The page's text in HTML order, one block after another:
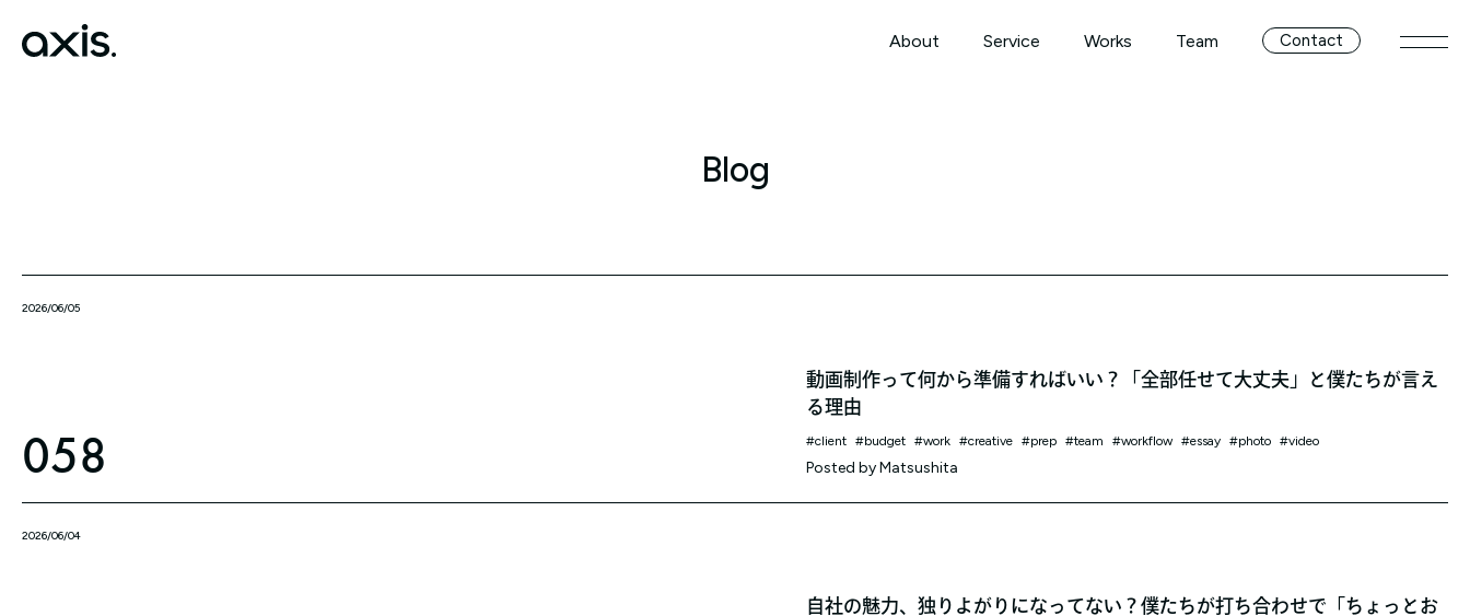
About
Service
Works
Team
Contact
メニ
Blog
2026/06/05
058
動画制作って何から準備すればいい？「全部任せて大丈夫」と僕たちが言え
る理由
client budget work creative prep team workflow essay photo video
Posted byMatsushita
2026/06/04
自社の魅力、独りよがりになってない？僕たちが打ち合わせで「ちょっとお